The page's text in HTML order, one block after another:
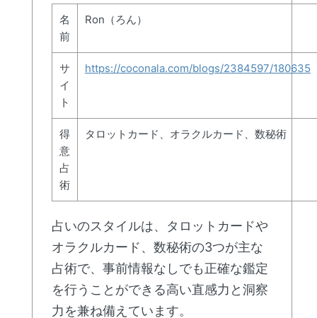
名
前
Ron（ろん）
サ
イ
ト
https://coconala.com/blogs/2384597/180635
得
意
占
術
タロットカード、オラクルカード、数秘術
占いのスタイルは、タロットカードや
オラクルカード、数秘術の3つが主な
占術で、事前情報なしでも正確な鑑定
を行うことができる高い直感力と洞察
力を兼ね備えています。